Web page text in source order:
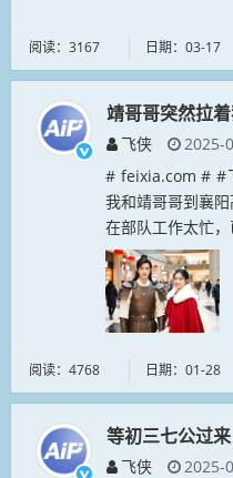
阅读：3167 日期：03-17
靖哥哥突然拉
飞侠
2025-
# feixia.com # #
我和靖哥哥到襄
在部队工作太忙
是大年三十了，但
些小朋友里面...
阅读：4768 日期：01-28
等初三七公过
飞侠
2025-